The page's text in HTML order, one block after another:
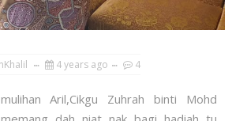
4 years ago 4
Aril,Cikgu Zuhrah binti Mohd